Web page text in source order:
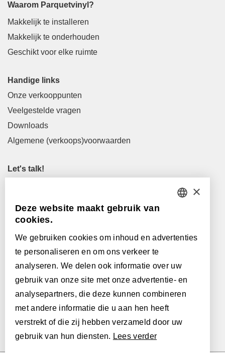
Waarom Parquetvinyl?
Makkelijk te installeren
Makkelijk te onderhouden
Geschikt voor elke ruimte
Handige links
Onze verkooppunten
Veelgestelde vragen
Downloads
Algemene (verkoops)voorwaarden
Let's talk!
Let's meet!
Onze verkooppunten
Met de steun van:
GERMAN
×
Deze website maakt gebruik van
cookies.
We gebruiken cookies om inhoud en advertenties
te personaliseren en om ons verkeer te
analyseren. We delen ook informatie over uw
gebruik van onze site met onze advertentie- en
analysepartners, die deze kunnen combineren
met andere informatie die u aan hen heeft
verstrekt of die zij hebben verzameld door uw
gebruik van hun diensten. Lees verder